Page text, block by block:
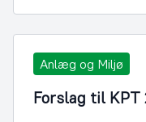
Anlæg og Miljø
Forslag til